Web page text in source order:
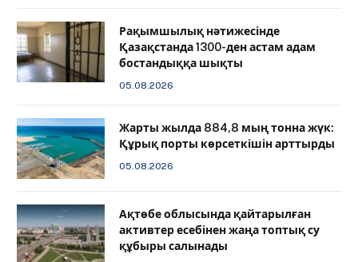
Рақымшылық нәтижесінде
Қазақстанда 1300-ден астам адам
бостандыққа шықты
05.08.2026
Жарты жылда 884,8 мың тонна жүк:
Құрық порты көрсеткішін арттырды
05.08.2026
Ақтөбе облысында қайтарылған
активтер есебінен жаңа топтық су
құбыры салынады